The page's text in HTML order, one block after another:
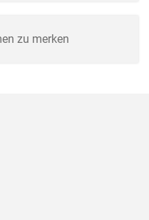
zu merken